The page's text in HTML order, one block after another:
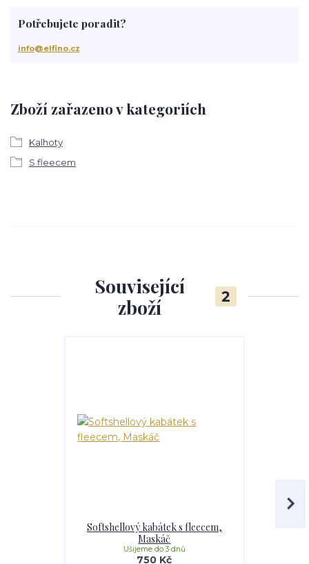
Zboží zařazeno v kategoriích
Kalhoty
S fleecem
Potřebujete poradit?
info@elfino.cz
Související
zboží
2
Softshellový kabátek s fleecem,
Maskáč
750 Kč
Ušijeme do 3 dnů